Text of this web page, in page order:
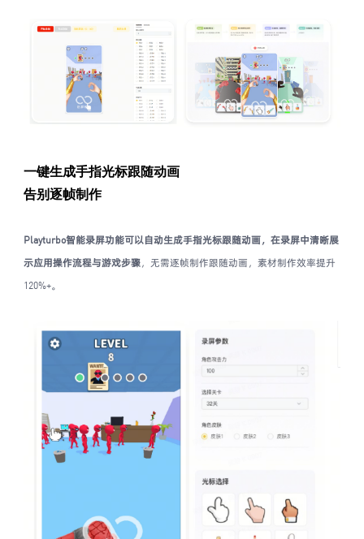
一键生成手指光标跟随动画
告别逐帧制作
Playturbo智能录屏功能可以自动生成手指光标跟随动画，在录屏中清晰展
示应用操作流程与游戏步骤，无需逐帧制作跟随动画，素材制作效率提升
120%+。